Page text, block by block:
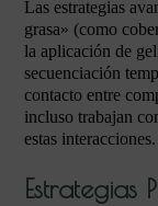
Las estrategias
grasa» (como
la aplicación de
secuenciación
contacto entre
incluso trabajan
estas interacciones.